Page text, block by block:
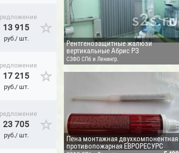
В ПЛЕНКЕ
ПРОИЗВОДСТВА MUOVIUS OY (ФИНЛЯНДИЯ)
НОЖНИЦЫ
БЫТОВЫЕ
ДО 1 КВТ
13 915
руб./ шт.
17 215
руб./ шт.
23 705
руб./ шт.
Рентгенозащитные жалюзи
вертикальные Абрис РЗ
СЗФО СПб и Ленингр.
Пена монтажная двухкомпонентная
противопожарная ЕВРОРЕСУРС